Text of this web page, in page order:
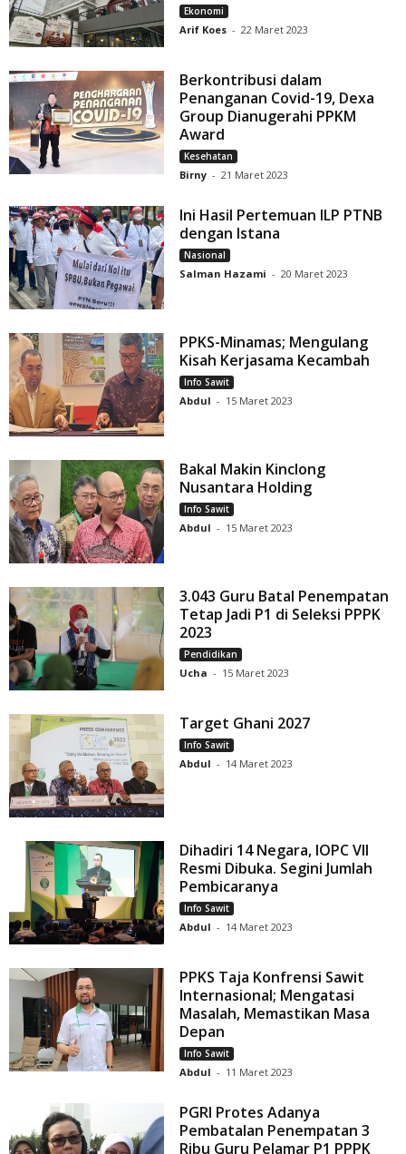
Ekonomi
Arif Koes - 22 Maret 2023
Berkontribusi dalam
Penanganan Covid-19, Dexa
Group Dianugerahi PPKM
Award
Kesehatan
Birny - 21 Maret 2023
Ini Hasil Pertemuan ILP PTNB
dengan Istana
Nasional
Salman Hazami - 20 Maret 2023
PPKS-Minamas; Mengulang
Kisah Kerjasama Kecambah
Info Sawit
Abdul - 15 Maret 2023
Bakal Makin Kinclong
Nusantara Holding
Info Sawit
Abdul - 15 Maret 2023
3.043 Guru Batal Penempatan
Tetap Jadi P1 di Seleksi PPPK
2023
Pendidikan
Ucha - 15 Maret 2023
Target Ghani 2027
Info Sawit
Abdul - 14 Maret 2023
Dihadiri 14 Negara, IOPC VII
Resmi Dibuka. Segini Jumlah
Pembicaranya
Info Sawit
Abdul - 14 Maret 2023
PPKS Taja Konfrensi Sawit
Internasional; Mengatasi
Masalah, Memastikan Masa
Depan
Info Sawit
Abdul - 11 Maret 2023
PGRI Protes Adanya
Pembatalan Penempatan 3
Ribu Guru Pelamar P1 PPPK